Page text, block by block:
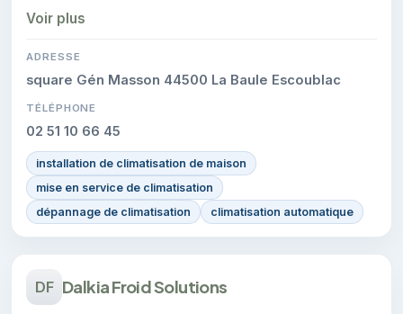
interventions réalisées.
Voir plus
ADRESSE
square Gén Masson 44500 La Baule Escoublac
TÉLÉPHONE
02 51 10 66 45
installation de climatisation de maison
mise en service de climatisation
dépannage de climatisation
climatisation automatique
DF Dalkia Froid Solutions